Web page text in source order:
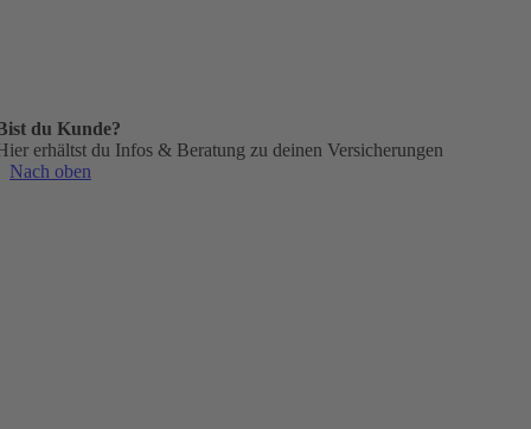
du Kunde?
erhältst du Infos & Beratung zu deinen Versicherungen
Nach oben